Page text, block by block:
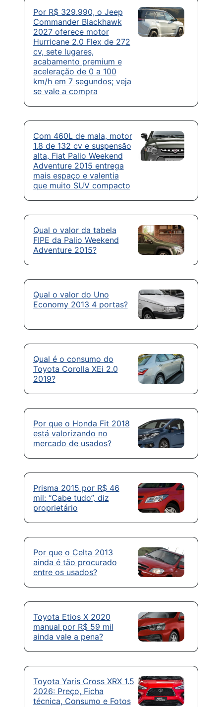
Por R$ 329.990, o Jeep
Commander Blackhawk
2027 oferece motor
Hurricane 2.0 Flex de 272
cv, sete lugares,
acabamento premium e
aceleração de 0 a 100
km/h em 7 segundos; veja
se vale a compra
Com 460L de mala, motor
1.8 de 132 cv e suspensão
alta, Fiat Palio Weekend
Adventure 2015 entrega
mais espaço e valentia
que muito SUV compacto
Qual o valor da tabela
FIPE da Palio Weekend
Adventure 2015?
Qual o valor do Uno
Economy 2013 4 portas?
Qual é o consumo do
Toyota Corolla XEi 2.0
2019?
Por que o Honda Fit 2018
está valorizando no
mercado de usados?
Prisma 2015 por R$ 46
mil: “Cabe tudo”, diz
proprietário
Por que o Celta 2013
ainda é tão procurado
entre os usados?
Toyota Etios X 2020
manual por R$ 59 mil
ainda vale a pena?
Toyota Yaris Cross XRX 1.5
2026: Preço, Ficha
técnica, Consumo e Fotos